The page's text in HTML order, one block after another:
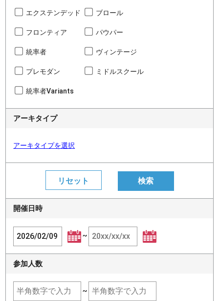
エクステンデッド ブロール
フロンティア パウパー
統率者 ヴィンテージ
プレモダン ミドルスクール
統率者Variants
アーキタイプ
アーキタイプを選択
開催日時
~
参加人数
~